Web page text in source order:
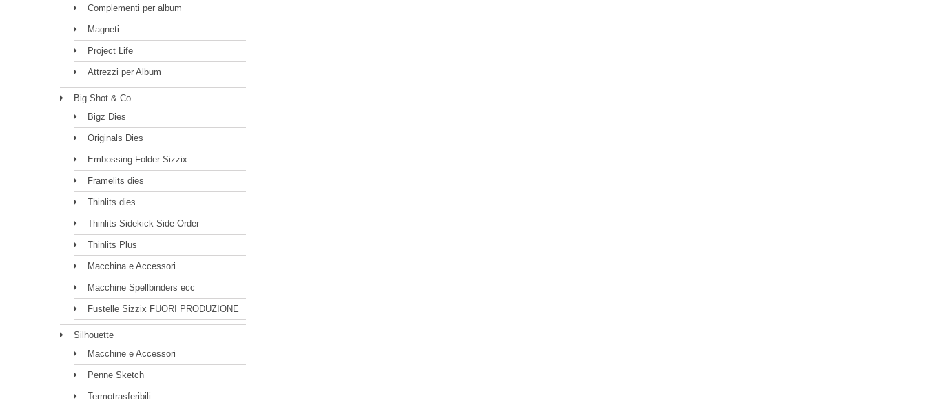
Complementi per album
Magneti
Project Life
Attrezzi per Album
Big Shot & Co.
Bigz Dies
Originals Dies
Embossing Folder Sizzix
Framelits dies
Thinlits dies
Thinlits Sidekick Side-Order
Thinlits Plus
Macchina e Accessori
Macchine Spellbinders ecc
Fustelle Sizzix FUORI PRODUZIONE
Silhouette
Macchine e Accessori
Penne Sketch
Termotrasferibili